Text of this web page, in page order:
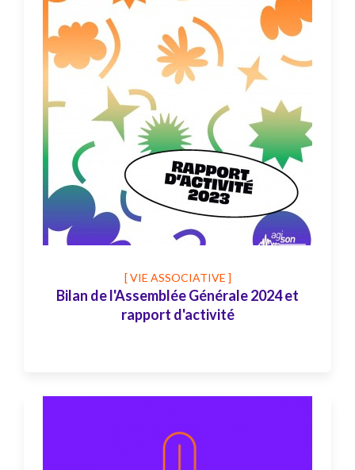
[ VIE ASSOCIATIVE ]
Bilan de l'Assemblée Générale 2024 et
rapport d'activité